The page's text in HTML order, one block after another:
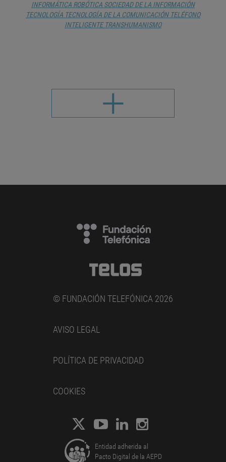
INFORMÁTICA ROBÓTICA SOCIEDAD DE LA INFORMACIÓN
TECNOLOGÍA TECNOLOGÍA DE LA COMUNICACIÓN TELÉFONO
INTELIGENTE TRANSHUMANISMO
© FUNDACIÓN TELEFÓNICA 2026
AVISO LEGAL
POLÍTICA DE PRIVACIDAD
COOKIES
Entidad adherida al
Pacto Digital de la AEPD